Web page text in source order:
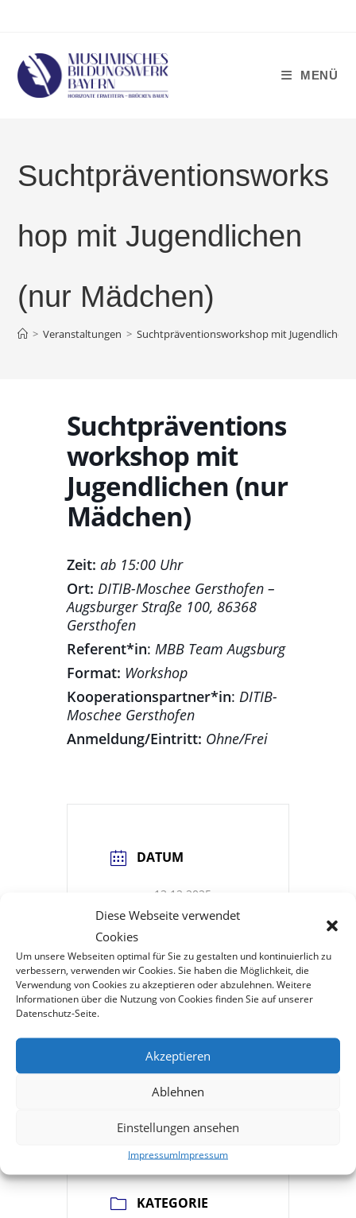
Diese Webseite verwendet
Cookies
Um unsere Webseiten optimal für Sie zu gestalten und kontinuierlich zu
verbessern, verwenden wir Cookies. Sie haben die Möglichkeit, die
Verwendung von Cookies zu akzeptieren oder abzulehnen. Weitere
Informationen über die Nutzung von Cookies finden Sie auf unserer
Datenschutz-Seite.
Akzeptieren
Ablehnen
Einstellungen ansehen
ImpressumImpressum
MENÜ
Suchtpräventionsworks
hop mit Jugendlichen
(nur Mädchen)
> Veranstaltungen > Suchtpräventionsworkshop mit Jugendlichen
Suchtpräventions
workshop mit
Jugendlichen (nur
Mädchen)
Zeit: ab 15:00 Uhr
Ort: DITIB-Moschee Gersthofen –
Augsburger Straße 100, 86368
Gersthofen
Referent*in: MBB Team Augsburg
Format: Workshop
Kooperationspartner*in: DITIB-
Moschee Gersthofen
Anmeldung/Eintritt: Ohne/Frei
DATUM
13.12.2025
UHRZEIT
STANDORT
MBB Standort
Augsburg
KATEGORIE